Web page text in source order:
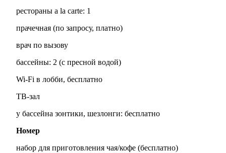
рестораны a la carte: 1
прачечная (по запросу, платно)
врач по вызову
бассейны: 2 (с пресной водой)
Wi-Fi в лобби, бесплатно
ТВ-зал
у бассейна зонтики, шезлонги: бесплатно
Номер
набор для приготовления чая/кофе (бесплатно)